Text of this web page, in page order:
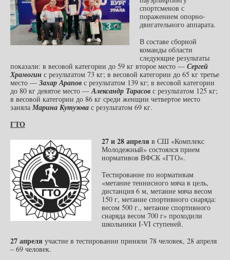
спортсменов с
поражением опорно-
двигательного аппарата.
В составе сборной
команды области
следующие результаты
показали: в весовой категории до 59 кг второе место — Сергей
Храмогин с результатом 73 кг; в весовой категории до 65 кг третье
место — Захар Арапов с результатом 139 кг; в весовой категории
до 80 кг девятое место —Александр Тарасов с результатом 125 кг;
в весовой категории до 86 кг среди женщин четвертое место
заняла Марина Кутузова с результатом 69 кг.
ГТО
27 и 28 апреля в СШ «Комплекс
Молодежный» состоялся прием
нормативов ВФСК «ГТО».
Тестирование по нормативам
«метание теннисного мяча в цель,
дистанция 6 м, метание мяча весом
150 г, метание спортивного снаряда:
весом 500 г., метание спортивного
снаряда весом 700 г» проходили
школьники I-VI ступеней.
27 апреля участие в тестировании приняли 78 человек, 28 апреля
– 69 человек.